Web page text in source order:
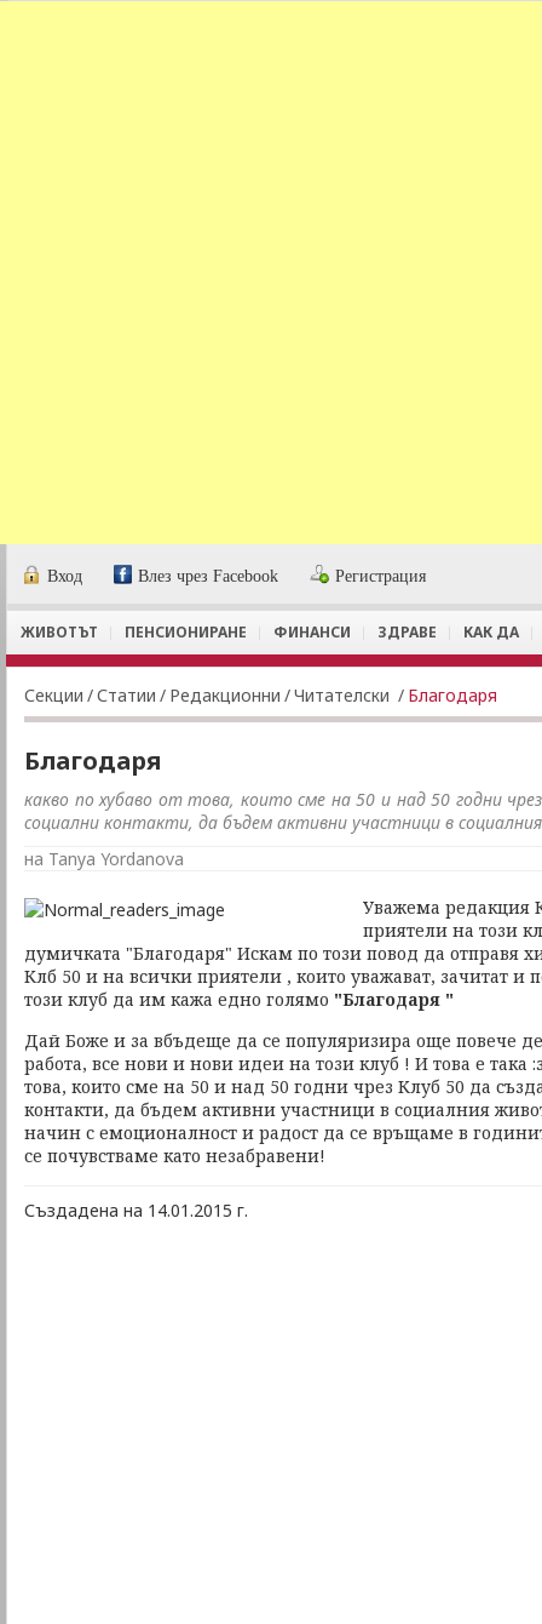
Вход Влез чрез Facebook Регистрация
ЖИВОТЪТ ПЕНСИОНИРАНЕ ФИНАНСИ ЗДРАВЕ КАК ДА
Секции /Статии / Редакционни /Читателски / Благодаря
Благодаря
какво по хубаво от това, които сме на 50 и над 50 годни
социални контакти, да бъдем активни участници в
на Tanya Yordanova
Уважема редакция
приятели на този
думичката "Благодаря" Искам по този повод да отправя
Клб 50 и на всички приятели , които уважават, зачитат и
този клуб да им кажа едно голямо "Благодаря "
Дай Боже и за вбъдеще да се популяризира още повече
работа, все нови и нови идеи на този клуб ! И това е така
това, които сме на 50 и над 50 годни чрез Клуб 50 да
контакти, да бъдем активни участници в социалния
начин с емоционалност и радост да се връщаме в
се почувстваме като незабравени!
Създадена на 14.01.2015 г.